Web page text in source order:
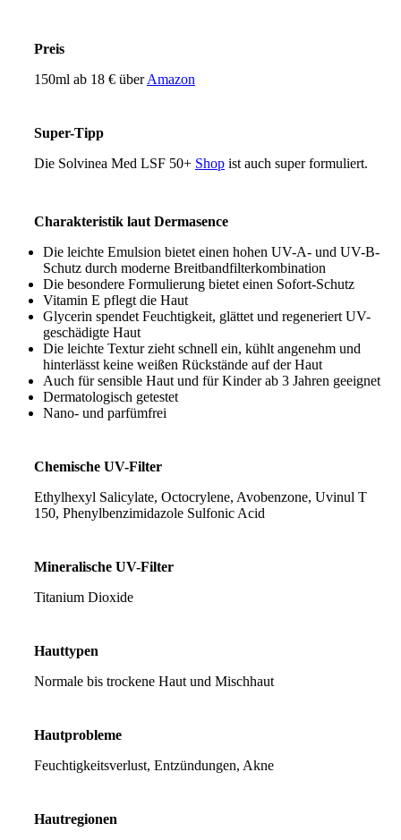
Preis
150ml ab 18 € überAmazon
Super-Tipp
Die Solvinea Med LSF 50+ Shop ist auch super formuliert.
Charakteristik laut Dermasence
Die leichte Emulsion bietet einen hohen UV-A- und UV-B-
Schutz durch moderne Breitbandfilterkombination
Die besondere Formulierung bietet einen Sofort-Schutz
Vitamin E pflegt die Haut
Glycerin spendet Feuchtigkeit, glättet und regeneriert UV-
geschädigte Haut
Die leichte Textur zieht schnell ein, kühlt angenehm und
hinterlässt keine weißen Rückstände auf der Haut
Auch für sensible Haut und für Kinder ab 3 Jahren geeignet
Dermatologisch getestet
Nano- und parfümfrei
Chemische UV-Filter
Ethylhexyl Salicylate, Octocrylene, Avobenzone, Uvinul T
150, Phenylbenzimidazole Sulfonic Acid
Mineralische UV-Filter
Titanium Dioxide
Hauttypen
Normale bis trockene Haut und Mischhaut
Hautprobleme
Feuchtigkeitsverlust, Entzündungen, Akne
Hautregionen